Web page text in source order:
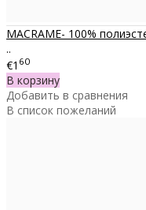
MACRAME- 100%
..
€1 60
В корзину
Добавить в сравнения
В список пожеланий